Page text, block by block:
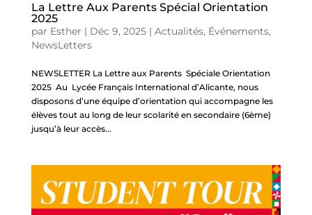
La Lettre Aux Parents Spécial Orientation
2025
par Esther | Déc 9, 2025| Actualités, Événements,
NewsLetters
NEWSLETTER La Lettre aux Parents Spéciale Orientation
2025 Au Lycée Français International d’Alicante, nous
disposons d’une équipe d’orientation qui accompagne les
élèves tout au long de leur scolarité en secondaire (6ème)
jusqu’à leur accès...